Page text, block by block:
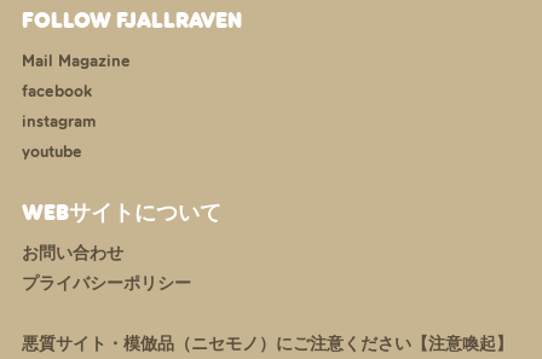
FOLLOW FJALLRAVEN
Mail Magazine
facebook
instagram
youtube
WEBサイトについて
お問い合わせ
プライバシーポリシー
悪質サイト・模倣品（ニセモノ）にご注意ください【注意喚起】